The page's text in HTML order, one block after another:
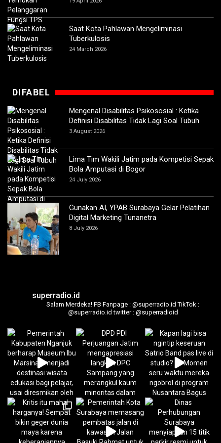
Saat Kota Pahlawan Mengeliminasi
Tuberkulosis
24 March 2026
DIFABEL
Mengenal Disabilitas Psikososial : Ketika
Definisi Disabilitas Tidak Lagi Soal Tubuh
3 August 2026
Lima Tim Wakili Jatim pada Kompetisi Sepak
Bola Amputasi di Bogor
24 July 2026
Gunakan AI, YPAB Surabaya Gelar Pelatihan
Digital Marketing Tunanetra
8 July 2026
superradio.id
Salam Merdeka! FB Fanpage : @superradio.id TikTok :
@superradio.id twitter : @superradioid